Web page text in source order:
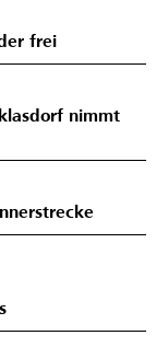
frei
nimmt